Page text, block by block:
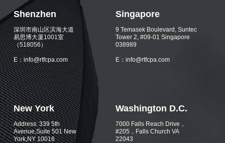
Shenzhen
深圳市南山区滨海大道
易思博大厦1001室
（518056）
E：info@rtfcpa.com
Singapore
9 Temasek Boulevard, Suntec
Tower 2, #09-01 Singapore
038989
E：info@rtfcpa.com
New York
Address: 339 5th
Avenue,Suite 501 New
York,NY 10016
Washington D.C.
7000 Falls Reach Drive，
#205，Falls Church VA
22043